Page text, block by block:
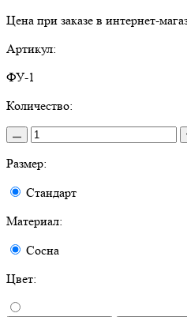
Цена при заказе в интернет-
Артикул:
ФУ-1
Количество:
Размер:
Стандарт
Материал:
Сосна
Цвет: